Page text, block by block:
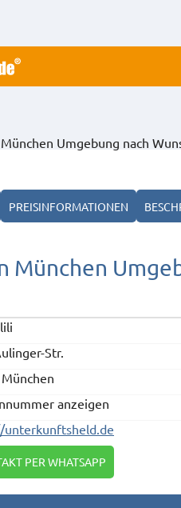
Umgebung nach
PREISINFORMATIONEN
Str.
anzeigen
unterkunftsheld.de
PER WHATSAPP